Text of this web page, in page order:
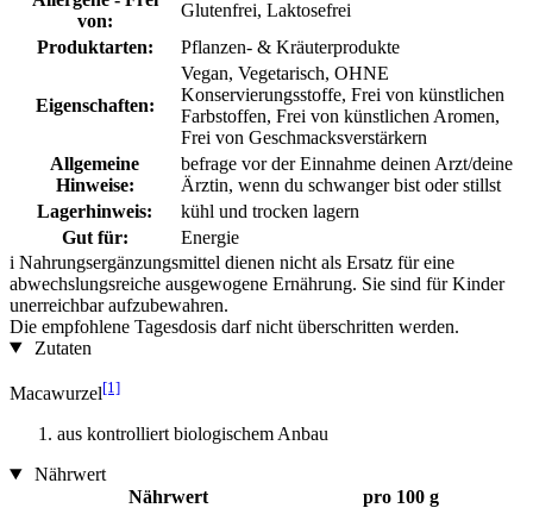
von:
Glutenfrei, Laktosefrei
Produktarten:
Pflanzen- & Kräuterprodukte
Eigenschaften:
Vegan, Vegetarisch, OHNE
Konservierungsstoffe, Frei von künstlichen
Farbstoffen, Frei von künstlichen Aromen,
Frei von Geschmacksverstärkern
Allgemeine
Hinweise:
befrage vor der Einnahme deinen Arzt/deine
Ärztin, wenn du schwanger bist oder stillst
Lagerhinweis:
kühl und trocken lagern
Gut für:
Energie
i Nahrungsergänzungsmittel dienen nicht als Ersatz für eine
abwechslungsreiche ausgewogene Ernährung. Sie sind für Kinder
unerreichbar aufzubewahren.
Die empfohlene Tagesdosis darf nicht überschritten werden.
Zutaten
Macawurzel[1]
aus kontrolliert biologischem Anbau
Nährwert
Nährwert
pro 100 g